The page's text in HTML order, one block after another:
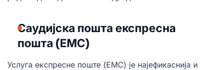
Саудијска пошта експресна
пошта (ЕМС)
Услуга експресне поште (ЕМС) је најефикаснија и